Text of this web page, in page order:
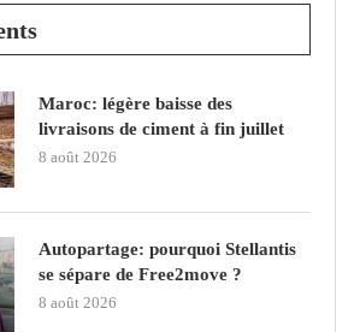
Maroc: légère baisse des
livraisons de ciment à fin juillet
8 août 2026
Autopartage: pourquoi Stellantis
se sépare de Free2move ?
8 août 2026